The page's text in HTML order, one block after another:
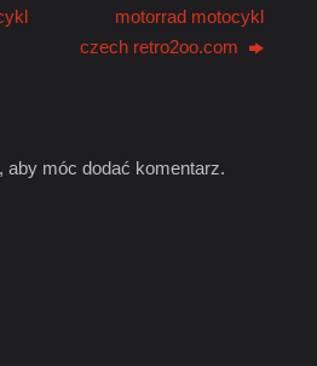
motorrad motocykl
czech retro2oo.com
, aby móc dodać komentarz.